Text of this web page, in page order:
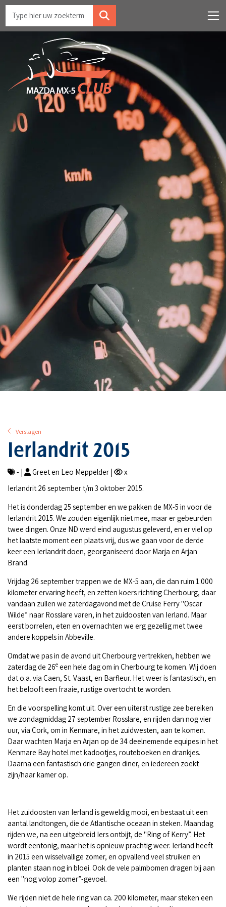
Verslagen
Ierlandrit 2015
- | Greet en Leo Meppelder |
x
Ierlandrit 26 september t/m 3 oktober 2015.
Het is donderdag 25 september en we pakken de MX-5 in voor de
Ierlandrit 2015. We zouden eigenlijk niet mee, maar er gebeurden
twee dingen. Onze ND werd eind augustus geleverd, en er viel op
het laatste moment een plaats vrij, dus we gaan voor de derde
keer een Ierlandrit doen, georganiseerd door Marja en Arjan
Brand.
Vrijdag 26 september trappen we de MX-5 aan, die dan ruim 1.000
kilometer ervaring heeft, en zetten koers richting Cherbourg, daar
vandaan zullen we zaterdagavond met de Cruise Ferry "Oscar
Wilde” naar Rosslare varen, in het zuidoosten van Ierland. Maar
eerst borrelen, eten en overnachten we erg gezellig met twee
andere koppels in Abbeville.
Omdat we pas in de avond uit Cherbourg vertrekken, hebben we
zaterdag de 26e een hele dag om in Cherbourg te komen. Wij doen
dat o.a. via Caen, St. Vaast, en Barfleur. Het weer is fantastisch, en
het belooft een fraaie, rustige overtocht te worden.
En die voorspelling komt uit. Over een uiterst rustige zee bereiken
we zondagmiddag 27 september Rosslare, en rijden dan nog vier
uur, via Cork, om in Kenmare, in het zuidwesten, aan te komen.
Daar wachten Marja en Arjan op de 34 deelnemende equipes in het
Kenmare Bay hotel met kadootjes, routeboeken en drankjes.
Daarna een fantastisch drie gangen diner, en iedereen zoekt
zijn/haar kamer op.
Het zuidoosten van Ierland is geweldig mooi, en bestaat uit een
aantal landtongen, die de Atlantische oceaan in steken. Maandag
rijden we, na een uitgebreid Iers ontbijt, de "Ring of Kerry”. Het
wordt eentonig, maar het is opnieuw prachtig weer. Ierland heeft
in 2015 een wisselvallige zomer, en opvallend veel struiken en
planten staan nog in bloei. Ook de vele palmbomen dragen bij aan
een "nog volop zomer”-gevoel.
We rijden niet de hele ring van ca. 200 kilometer, maar steken een